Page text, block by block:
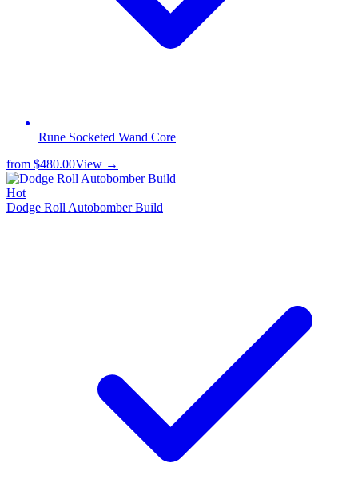
Rune Socketed Wand Core
from $480.00View →
Hot
Dodge Roll Autobomber Build